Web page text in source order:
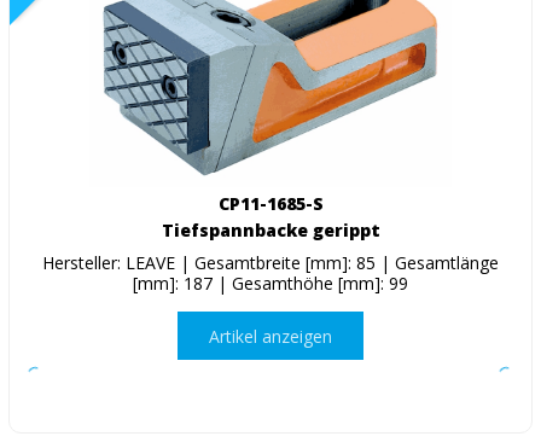
CP11-1685-S
Tiefspannbacke gerippt
Hersteller: LEAVE | Gesamtbreite [mm]: 85 | Gesamtlänge
[mm]: 187 | Gesamthöhe [mm]: 99
Artikel anzeigen